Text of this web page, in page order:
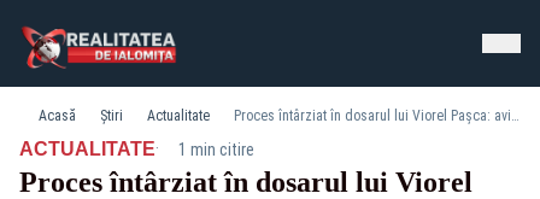
Acasă Știri Actualitate Proces întârziat în dosarul lui Viorel Pașca: avionul în care se află șeful azilelor ilegale are întârziere
ACTUALITATE· 1 min citire
Proces întârziat în dosarul lui Viorel